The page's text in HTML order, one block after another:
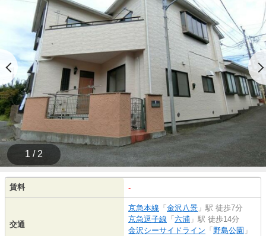
1 / 2
賃料 -
交通
京急本線 「 金沢八景 」駅 徒歩7分
京急逗子線 「 六浦 」駅 徒歩14分
金沢シーサイドライン 「 野島公園 」